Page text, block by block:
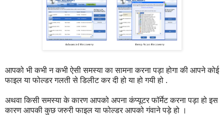
आपको भी कभी न कभी ऐसी समस्या का सामना करना पड़ा होगा की आपने कोई
फाइल या फोल्डर गलती से डिलीट कर दी हो या हो गयी हो .
अथवा किसी समस्या के कारण आपको अपना कंप्यूटर फॉर्मेट करना पड़ा हो इस
कारण आपकी कुछ जरुरी फाइल या फोल्डर आपको गंवाने पड़े हो ।